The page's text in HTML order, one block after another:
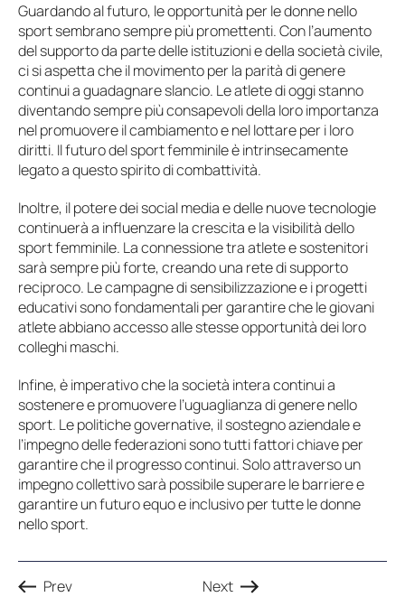
Guardando al futuro, le opportunità per le donne nello
sport sembrano sempre più promettenti. Con l’aumento
del supporto da parte delle istituzioni e della società civile,
ci si aspetta che il movimento per la parità di genere
continui a guadagnare slancio. Le atlete di oggi stanno
diventando sempre più consapevoli della loro importanza
nel promuovere il cambiamento e nel lottare per i loro
diritti. Il futuro del sport femminile è intrinsecamente
legato a questo spirito di combattività.
Inoltre, il potere dei social media e delle nuove tecnologie
continuerà a influenzare la crescita e la visibilità dello
sport femminile. La connessione tra atlete e sostenitori
sarà sempre più forte, creando una rete di supporto
reciproco. Le campagne di sensibilizzazione e i progetti
educativi sono fondamentali per garantire che le giovani
atlete abbiano accesso alle stesse opportunità dei loro
colleghi maschi.
Infine, è imperativo che la società intera continui a
sostenere e promuovere l’uguaglianza di genere nello
sport. Le politiche governative, il sostegno aziendale e
l’impegno delle federazioni sono tutti fattori chiave per
garantire che il progresso continui. Solo attraverso un
impegno collettivo sarà possibile superare le barriere e
garantire un futuro equo e inclusivo per tutte le donne
nello sport.
Prev Next